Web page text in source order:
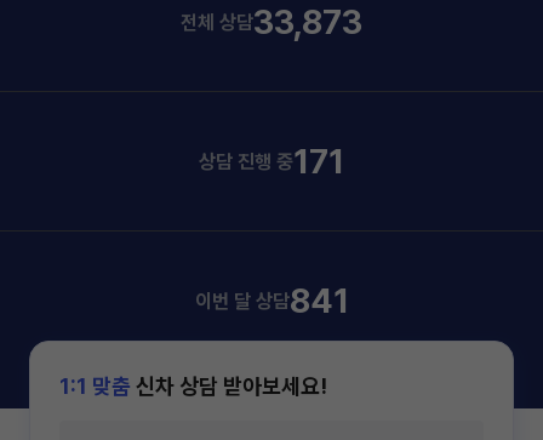
전체 상담33,873
상담 진행 중171
이번 달 상담841
1:1 맞춤 신차 상담 받아보세요!